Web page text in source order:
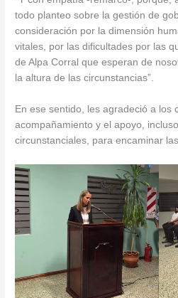
todo planteo sobre la gestión de
consideración por la dimensión
vitales, por las dificultades por las
de Alpa Corral que esperan de
la altura de las circunstancias”.
En ese sentido, les agradeció a los
acompañamiento y el apoyo,
circunstanciales, para encaminar